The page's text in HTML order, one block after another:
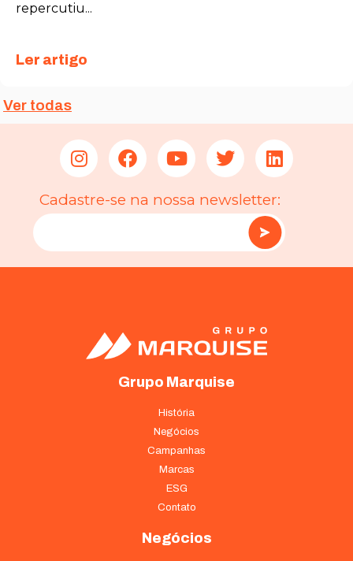
repercutiu...
Ler artigo
Ver todas
Cadastre-se na nossa newsletter:
Grupo Marquise
História
Negócios
Campanhas
Marcas
ESG
Contato
Negócios
necessários
para o
funcionamento
Estatísticas
do site, com
base em como
nosso site
cookies,